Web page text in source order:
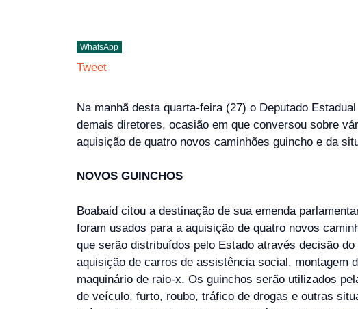
WhatsApp
Tweet
Na manhã desta quarta-feira (27) o Deputado
demais diretores, ocasião em que conversou sobre
aquisição de quatro novos caminhões guincho e da
NOVOS GUINCHOS
Boabaid citou a destinação de sua emenda
foram usados para a aquisição de quatro novos
que serão distribuídos pelo Estado através decisão
aquisição de carros de assistência social, montagem
maquinário de raio-x. Os guinchos serão utilizados
de veículo, furto, roubo, tráfico de drogas e outras